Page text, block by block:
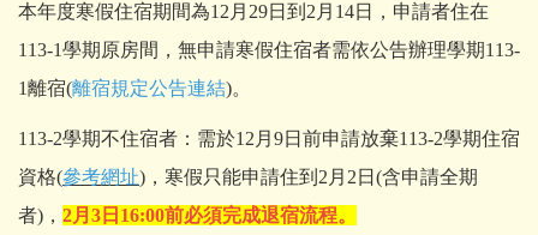
本年度寒假住宿期間為12月29日到2月14日，申請者住在
113-1學期原房間，無申請寒假住宿者需依公告辦理學期113-
1離宿(離宿規定公告連結)。
113-2學期不住宿者： 需於12月9日前申請放棄113-2學期住宿
資格(參考網址)，寒假只能申請住到2月2日(含申請全期
者)， 2月3日16:00前必須完成退宿流程。